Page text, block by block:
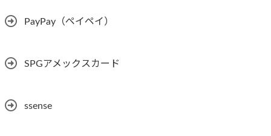
PayPay（ペイペイ）
SPGアメックスカード
ssense